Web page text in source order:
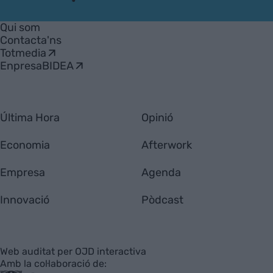
Empresa
Qui som
Contacta'ns
Totmedia
EnpresaBIDEA
Última Hora
Economia
Empresa
Innovació
Opinió
Afterwork
Agenda
Pòdcast
Web auditat per OJD interactiva
Amb la col·laboració de: